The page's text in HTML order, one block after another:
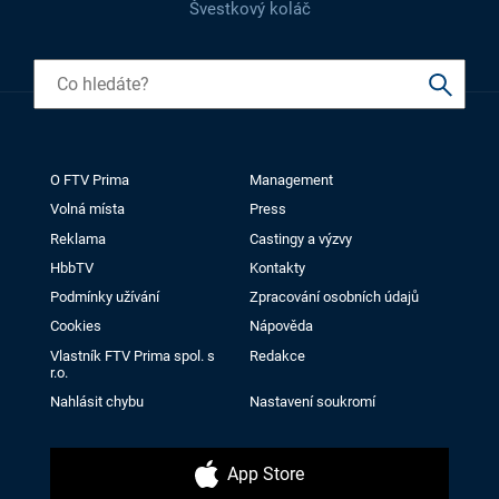
Švestkový koláč
O FTV Prima
Management
Volná místa
Press
Reklama
Castingy a výzvy
HbbTV
Kontakty
Podmínky užívání
Zpracování osobních údajů
Cookies
Nápověda
Vlastník FTV Prima spol. s
r.o.
Redakce
Nahlásit chybu Nastavení soukromí
App Store